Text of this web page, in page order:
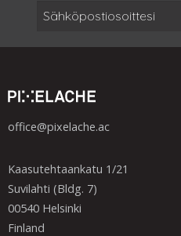
office@pixelache.ac
Kaasutehtaankatu 1/21
Suvilahti (Bldg. 7)
00540 Helsinki
Finland